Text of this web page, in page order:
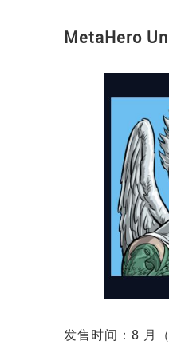
MetaHero
发售时间：8 月